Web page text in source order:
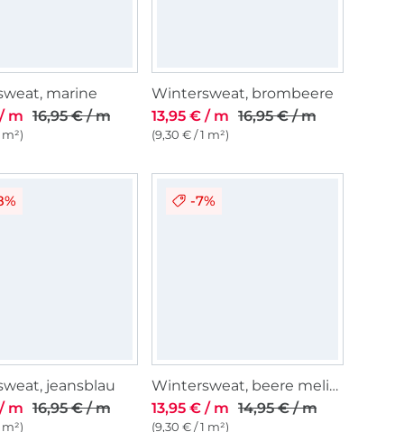
marine
m 16,95 € / m
m²)
Wintersweat, brombeere
13,95 € / m 16,95 € / m
(9,30 € / 1 m²)
jeansblau
m 16,95 € / m
m²)
-7%
Wintersweat, beere meliert
13,95 € / m 14,95 € / m
(9,30 € / 1 m²)